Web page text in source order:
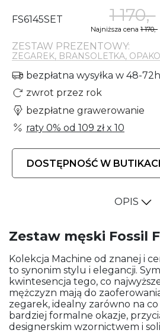
FS6145SET 1 170,-
Najniższa cena 1 170,-
ZESTAW PREZENTOWY:
ZEGAREK, BRANSOLETKA,
bezpłatna wysyłka w 48-72h
zwrot przez rok
bezpłatne grawerowanie
raty 0% od 109 złx 10
DOSTĘPNOŚĆ W
OPIS
Zestaw męski Fossil
Kolekcja Machine od znanej i
to synonim stylu i elegancji.
kwintesencja tego, co
mężczyzn mają do
zegarek, idealny zarówno na co
bardziej formalne okazje,
designerskim wzornictwem i